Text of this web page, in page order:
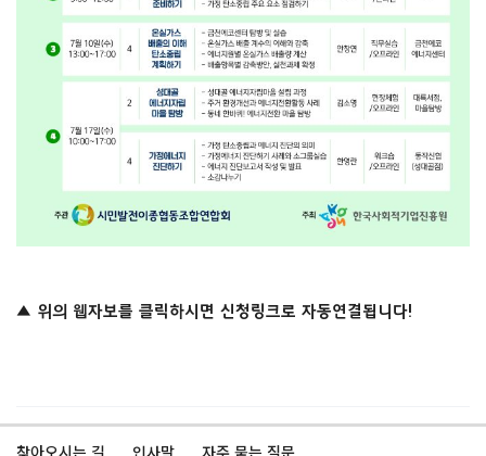
▲ 위의 웹자보를 클릭하시면 신청링크로 자동연결됩니다!